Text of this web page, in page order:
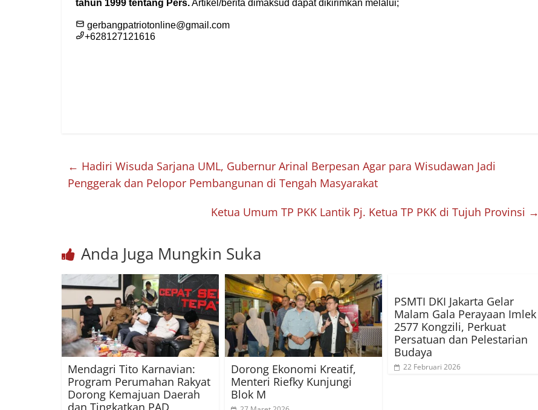
← Hadiri Wisuda Sarjana UML, Gubernur Arinal Berpesan Agar para Wisudawan Jadi
Penggerak dan Pelopor Pembangunan di Tengah Masyarakat
Ketua Umum TP PKK Lantik Pj. Ketua TP PKK di Tujuh Provinsi →
Anda Juga Mungkin Suka
Mendagri Tito Karnavian:
Program Perumahan Rakyat
Dorong Kemajuan Daerah
dan Tingkatkan PAD
Dorong Ekonomi Kreatif,
Menteri Riefky Kunjungi
Blok M
PSMTI DKI Jakarta Gelar
Malam Gala Perayaan Imlek
2577 Kongzili, Perkuat
Persatuan dan Pelestarian
Budaya
22 Februari 2026